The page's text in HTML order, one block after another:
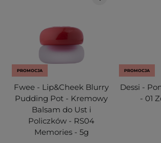
PROMOCJA
Fwee - Lip&Cheek Blurry
Pudding Pot - Kremowy
Balsam do Ust i
Policzków - RS04
Memories - 5g
PROMOCJA
Dessi -
- 01